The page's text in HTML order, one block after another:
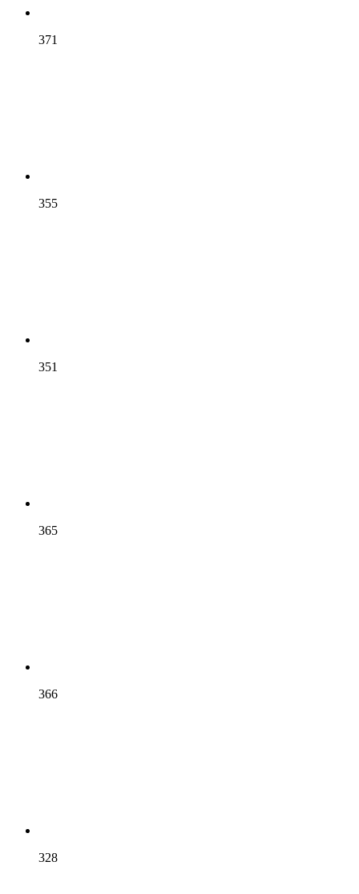
371
355
351
365
366
328